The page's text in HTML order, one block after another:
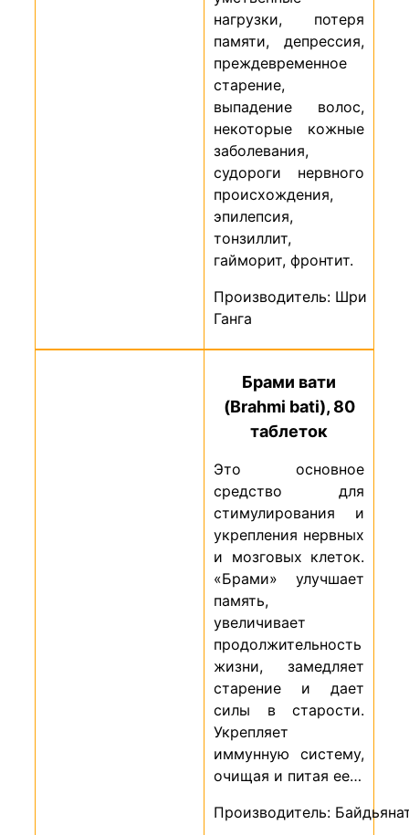
нагрузки, потеря
памяти, депрессия,
преждевременное
старение,
выпадение волос,
некоторые кожные
заболевания,
судороги нервного
происхождения,
эпилепсия,
тонзиллит,
гайморит, фронтит.
Производитель: Шри
Ганга
Брами вати
(Brahmi bati), 80
таблеток
Это основное
средство для
стимулирования и
укрепления нервных
и мозговых клеток.
«Брами» улучшает
память,
увеличивает
продолжительность
жизни, замедляет
старение и дает
силы в старости.
Укрепляет
иммунную систему,
очищая и питая ее…
Производитель: